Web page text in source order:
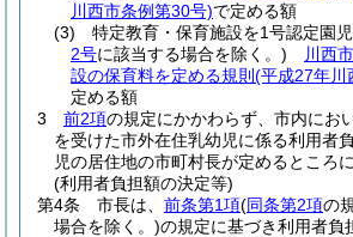
川西市条例第30号)で定める額
(3)
特定教育・保育施設を1号認定園
2号に該当する場合を除く。)
川西
設の保育料を定める規則 (平成27年川
定める額
3
前2項の規定にかかわらず、市内にお
を受けた市外在住乳幼児に係る利用者
児の居住地の市町村長が定めるところに
(利用者負担額の決定等)
第4条
市長は、 前条第1項(同条第2項の
場合を除く。)の規定に基づき利用者負